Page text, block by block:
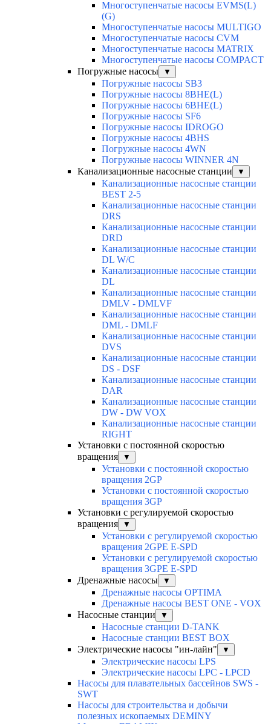
Многоступенчатые насосы EVMS(L)
(G)
Многоступенчатые насосы MULTIGO
Многоступенчатые насосы CVM
Многоступенчатые насосы MATRIX
Многоступенчатые насосы COMPACT
Погружные насосы
▼
Погружные насосы SB3
Погружные насосы 8BHE(L)
Погружные насосы 6BHE(L)
Погружные насосы SF6
Погружные насосы IDROGO
Погружные насосы 4BHS
Погружные насосы 4WN
Погружные насосы WINNER 4N
Канализационные насосные станции
▼
Канализационные насосные станции
BEST 2-5
Канализационные насосные станции
DRS
Канализационные насосные станции
DRD
Канализационные насосные станции
DL W/C
Канализационные насосные станции
DL
Канализационные насосные станции
DMLV - DMLVF
Канализационные насосные станции
DML - DMLF
Канализационные насосные станции
DVS
Канализационные насосные станции
DS - DSF
Канализационные насосные станции
DAR
Канализационные насосные станции
DW - DW VOX
Канализационные насосные станции
RIGHT
Установки с постоянной скоростью
вращения
▼
Установки с постоянной скоростью
вращения 2GP
Установки с постоянной скоростью
вращения 3GP
Установки с регулируемой скоростью
вращения
▼
Установки с регулируемой скоростью
вращения 2GPE E-SPD
Установки с регулируемой скоростью
вращения 3GPE E-SPD
Дренажные насосы
▼
Дренажные насосы OPTIMA
Дренажные насосы BEST ONE - VOX
Насосные станции
▼
Насосные станции D-TANK
Насосные станции BEST BOX
Электрические насосы "ин-лайн"
▼
Электрические насосы LPS
Электрические насосы LPC - LPCD
Насосы для плавательных бассейнов SWS -
SWT
Насосы для строительства и добычи
полезных ископаемых DEMINY